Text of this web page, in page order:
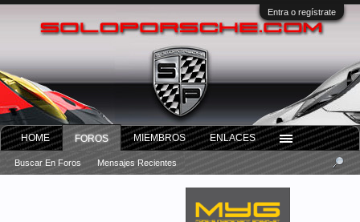
Entra o regístrate
HOME FOROS
Buscar En Foros Mensajes Recientes
MIEMBROS ENLACES